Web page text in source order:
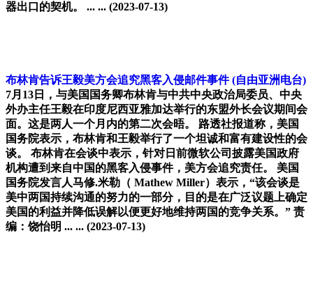
器出口的契机。 ... ... (2023-07-13)
布林肯告诉王毅美方会追究黑客入侵邮件事件 (自由亚洲电台)
7月13日，与美国国务卿布林肯与中共中央政治局委员、中央
外办主任王毅在印度尼西亚雅加达举行的东盟外长会议期间会
面。这是两人一个月内的第二次会晤。 路透社报道称，美国
国务院表示，布林肯和王毅举行了一个坦诚和富有建设性的会
谈。 布林肯在会谈中表示，针对日前微软公司披露美国政府
机构遭到来自中国的黑客入侵事件，美方会追究责任。 美国
国务院发言人马修.米勒（ Mathew Miller）表示，“该会谈是
美中两国持续沟通的努力的一部分，目的是在广泛议题上确定
美国的利益并降低误解以便更好地维持两国的竞争关系。” 责
编：饶怡明 ... ... (2023-07-13)